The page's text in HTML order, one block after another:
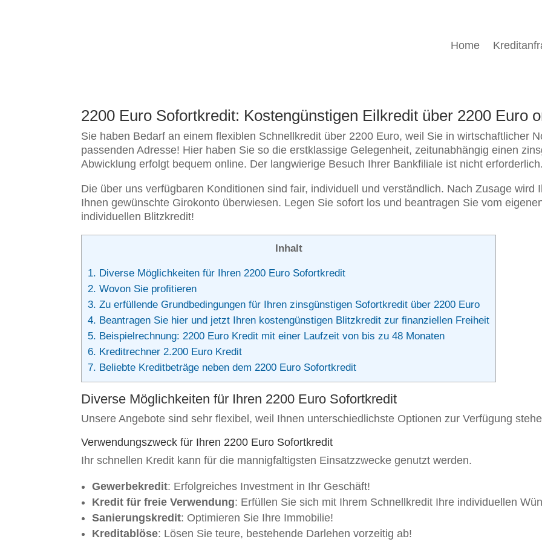
Home
2200 Euro Sofortkredit: Kostengünstigen Eilkredit über 2200 Euro
Sie haben Bedarf an einem flexiblen Schnellkredit über 2200 Euro, weil Sie in wirtschaftlicher
passenden Adresse! Hier haben Sie so die erstklassige Gelegenheit, zeitunabhängig einen
Abwicklung erfolgt bequem online. Der langwierige Besuch Ihrer Bankfiliale ist nicht erforderlich.
Die über uns verfügbaren Konditionen sind fair, individuell und verständlich. Nach Zusage wird
Ihnen gewünschte Girokonto überwiesen. Legen Sie sofort los und beantragen Sie vom
individuellen Blitzkredit!
Inhalt
1. Diverse Möglichkeiten für Ihren 2200 Euro Sofortkredit
2. Wovon Sie profitieren
3. Zu erfüllende Grundbedingungen für Ihren zinsgünstigen Sofortkredit über 2200 Euro
4. Beantragen Sie hier und jetzt Ihren kostengünstigen Blitzkredit zur finanziellen Freiheit
5. Beispielrechnung: 2200 Euro Kredit mit einer Laufzeit von bis zu 48 Monaten
6. Kreditrechner 2.200 Euro Kredit
7. Beliebte Kreditbeträge neben dem 2200 Euro Sofortkredit
Diverse Möglichkeiten für Ihren 2200 Euro Sofortkredit
Unsere Angebote sind sehr flexibel, weil Ihnen unterschiedlichste Optionen zur Verfügung
Verwendungszweck für Ihren 2200 Euro Sofortkredit
Ihr schnellen Kredit kann für die mannigfaltigsten Einsatzzwecke genutzt werden.
Gewerbekredit: Erfolgreiches Investment in Ihr Geschäft!
Kredit für freie Verwendung: Erfüllen Sie sich mit Ihrem Schnellkredit Ihre individuellen
Sanierungskredit: Optimieren Sie Ihre Immobilie!
Kreditablöse: Lösen Sie teure, bestehende Darlehen vorzeitig ab!